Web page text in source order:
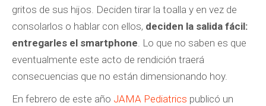
gritos de sus hijos. Deciden tirar la toalla y en vez de
consolarlos o hablar con ellos, deciden la salida fácil:
entregarles el smartphone. Lo que no saben es que
eventualmente este acto de rendición traerá
consecuencias que no están dimensionando hoy.
En febrero de este año JAMA Pediatrics publicó un